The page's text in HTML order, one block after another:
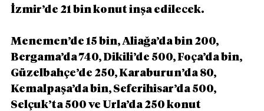
İzmir’de 21 bin konut inşa edilecek.
Menemen’de 15 bin, Aliağa’da bin 200,
Bergama’da 740, Dikili’de 500, Foça’da bin,
Güzelbahçe’de 250, Karaburun’da 80,
Kemalpaşa’da bin, Seferihisar’da 500,
Selçuk’ta 500 ve Urla’da 250 konut